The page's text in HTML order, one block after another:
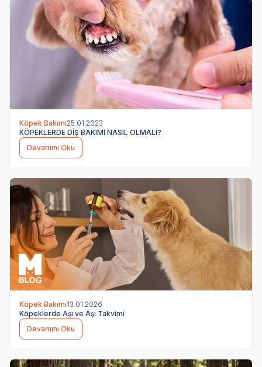
Köpek Bakımı25.01.2023
KÖPEKLERDE DİŞ BAKIMI NASIL OLMALI?
Devamını Oku
Köpek Bakımı13.01.2026
Köpeklerde Aşı ve Aşı Takvimi
Devamını Oku